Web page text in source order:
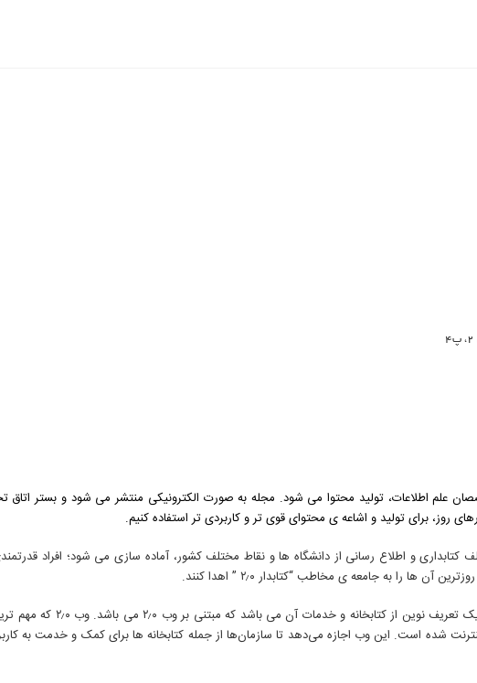
علم اطلاعات، تولید محتوا می شود. مجله به صورت الکترونیکی منتشر می شود و بستر اتاق
روز، برای تولید و اشاعه ی محتوای قوی تر و کاربردی تر استفاده کنیم.
و اطلاع رسانی از دانشگاه ها و نقاط مختلف کشور، آماده سازی می شود؛ افراد
را به جامعه ی مخاطب “کتابدار ۲٫۰ ” اهدا کنند.
کلمه ی کتابدار ۲.۰ از کتابخانه ۲٫۰ اقتباس شده است و در واقع یک
شده است. این وب اجازه می‌دهد تا سازمان‌ها از جمله کتابخانه ها برای کمک و خدمت به